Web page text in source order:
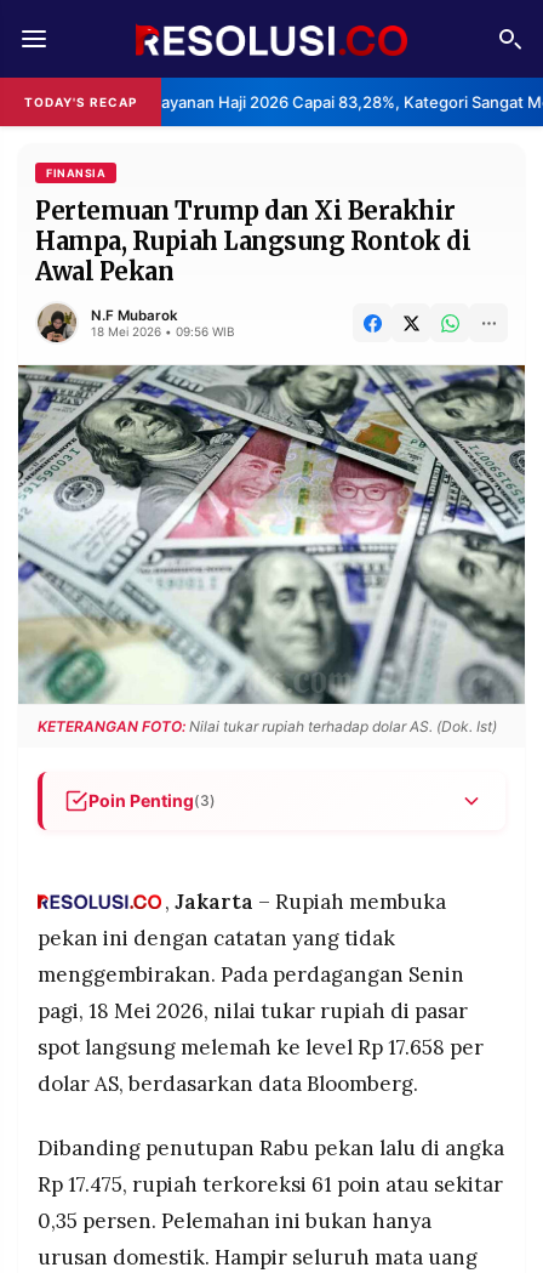
TODAY'S RECAP
Layanan Haji 2026 Capai 83,28%, Kategori Sangat Memuaskan.
REDAKSI TENTANG
RESOLUSI IKLAN
RUBRIKASI
EDITORIAL AKSARA
FINANSIA PERSONA
DAERAH NASIONAL
MANCA SPORT
INFORMASI
PRIVACY
POLICY
BERITA
WARGA
INFORMASI
IKLAN
KIRIM
TULISAN
PENGADUAN TERM
OF
SERVICE
IKUTI
KAMI
©
RESOLUSI
©
Resolusi.co
2026
FINANSIA
Pertemuan Trump dan Xi Berakhir
Hampa, Rupiah Langsung Rontok di
Awal Pekan
N.F Mubarok
18 Mei 2026 • 09:56 WIB
KETERANGAN FOTO: Nilai tukar rupiah terhadap dolar AS. (Dok. Ist)
Poin Penting(3)
0,35 persen dari penutupan Rabu lalu.
Pelemahan dipicu kekecewaan investor global
dianggap tidak memberi solusi atas konflik AS-
Iran, memicu pelarian aset ke dolar.
Analis Doo Financial Futures memperkirakan
rupiah masih tertekan di kisaran Rp 17.550-
17.650, seiring harga minyak dunia yang kembali
, Jakarta – Rupiah membuka
pekan ini dengan catatan yang tidak
menggembirakan. Pada perdagangan Senin
pagi, 18 Mei 2026, nilai tukar rupiah di pasar
spot langsung melemah ke level Rp 17.658 per
dolar AS, berdasarkan data Bloomberg.
Dibanding penutupan Rabu pekan lalu di angka
Rp 17.475, rupiah terkoreksi 61 poin atau sekitar
0,35 persen. Pelemahan ini bukan hanya
urusan domestik. Hampir seluruh mata uang